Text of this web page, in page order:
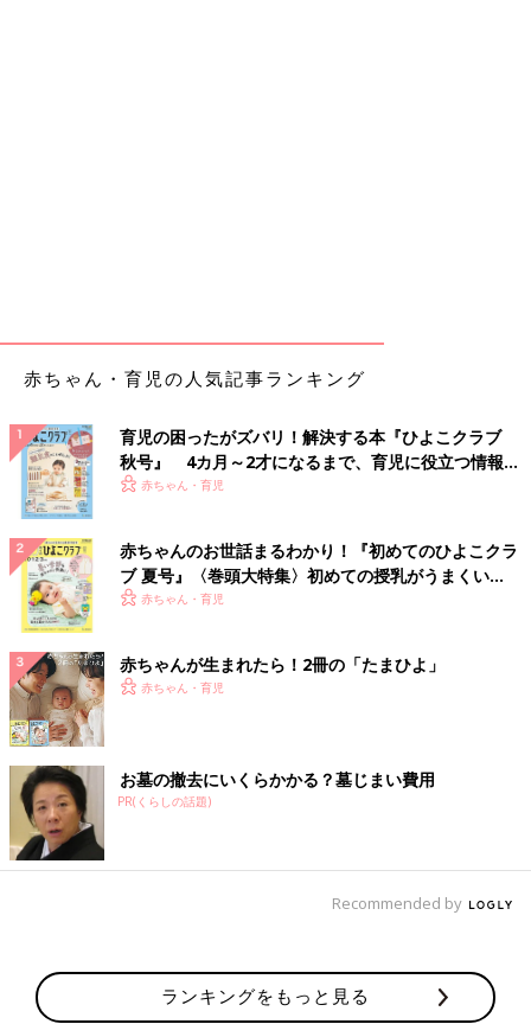
赤ちゃん・育児の人気記事ランキング
育児の困ったがズバリ！解決する本『ひよこクラブ
秋号』 4カ月～2才になるまで、育児に役立つ情報が
いっぱい！
赤ちゃん・育児
赤ちゃんのお世話まるわかり！『初めてのひよこクラ
ブ 夏号』〈巻頭大特集〉初めての授乳がうまくい
く！ おっぱい・ミルクの基本と夏のトラブル 解決テ
赤ちゃん・育児
赤ちゃんが生まれたら！2冊の「たまひよ」
赤ちゃん・育児
お墓の撤去にいくらかかる？墓じまい費用
PR(くらしの話題)
Recommended by
ランキングをもっと見る